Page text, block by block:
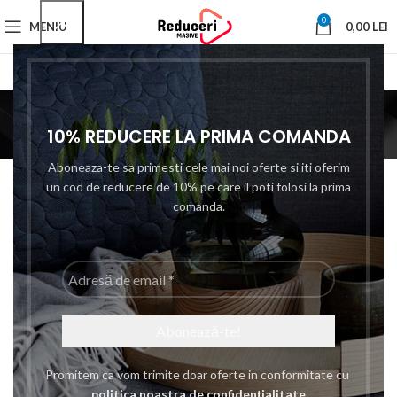
10% REDUCERE LA PRIMA COMANDA
Aboneaza-te sa primesti cele mai noi oferte si iti oferim
un cod de reducere de 10% pe care il poti folosi la prima
comanda.
Adresă
de
email
*
Promitem ca vom trimite doar oferte in conformitate cu
politica noastra de confidențialitate
MENIU 0 0,00 LEI
interschimbabil
Categories
Prima pagină Functii produs interschimbabil
Set 24 in 1 Surubelnita in
Forma T, cu 12 Biti si 9 Chei
Tubulare, Bigshot Hobby
-7%
Multifunctionala, Bigshot
JK-6032E 30 Capete si